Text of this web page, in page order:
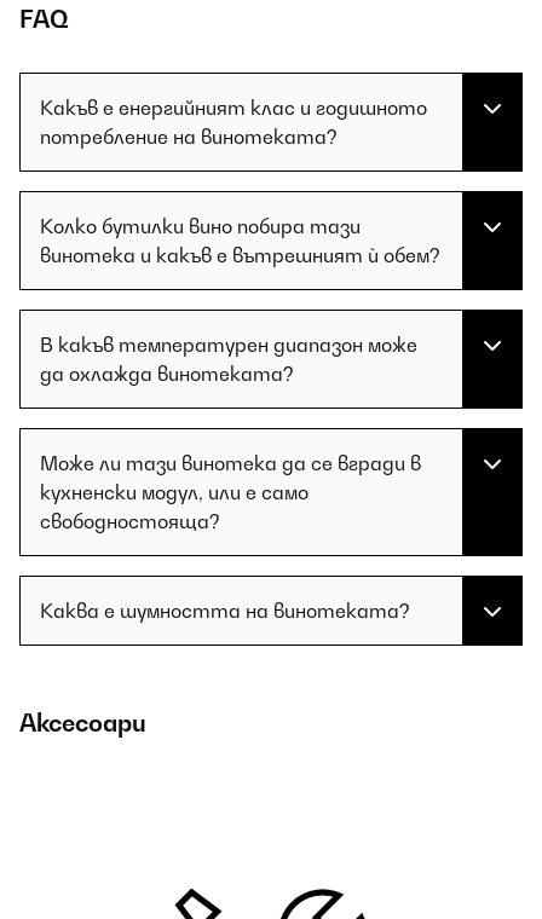
FAQ
Какъв е енергийният клас и годишното
потребление на винотеката?
Колко бутилки вино побира тази
винотека и какъв е вътрешният ѝ обем?
В какъв температурен диапазон може
да охлажда винотеката?
Може ли тази винотека да се вгради в
кухненски модул, или е само
свободностояща?
Каква е шумността на винотеката?
Аксесоари